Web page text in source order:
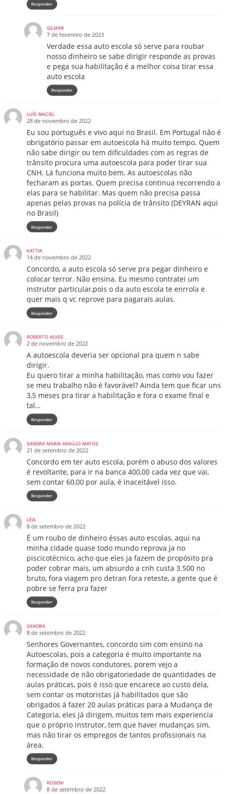
Responder
GILMAR
7 de fevereiro de 2023
Verdade essa auto escola só serve para roubar
nosso dinheiro se sabe dirigir responde as provas
e pega sua habilitação é a melhor coisa tirar essa
auto escola
Responder
LUÍS MACIEL
28 de novembro de 2022
Eu sou português e vivo aqui no Brasil. Em Portugal não é
obrigatório passar em autoescola há muito tempo. Quem
não sabe dirigir ou tem dificuldades com as regras de
trânsito procura uma autoescola para poder tirar sua
CNH. Lá funciona muito bem. As autoescolas não
fecharam as portas. Quem precisa continua recorrendo a
elas para se habilitar. Mas quem não precisa passa
apenas pelas provas na polícia de trânsito (DEYRAN aqui
no Brasil)
Responder
KATTIA
14 de novembro de 2022
Concordo, a auto escola só serve pra pegar dinheiro e
colocar terror. Não ensina. Eu mesmo contratei um
instrutor particular,pois o da auto escola te enrrola e
quer mais q vc reprove para pagarais aulas.
Responder
ROBERTO ALVES
2 de novembro de 2022
A autoescola deveria ser opcional pra quem n sabe
dirigir.
Eu quero tirar a minha habilitação, mas como vou fazer
se meu trabalho não é favorável? Ainda tem que ficar uns
3,5 meses pra tirar a habilitação e fora o exame final e
tal…
Responder
SANDRA MARIA ARAÚJO MATOS
21 de setembro de 2022
Concordo em ter auto escola, porém o abuso dos valores
é revoltante, para ir na banca 400,00 cada vez que vai,
sem contar 60,00 por aula, é inaceitável isso.
Responder
LÉIA
8 de setembro de 2022
É um roubo de dinheiro éssas auto escolas, aqui na
minha cidade quase todo mundo reprova ja no
piscicotécnico, acho que eles ja fazem de propósito pra
poder cobrar mais, um absurdo a cnh custa 3.500 no
bruto, fora viagem pro detran fora reteste, a gente que é
pobre se ferra pra fazer
Responder
SANDRA
8 de setembro de 2022
Senhores Governantes, concordo sim com ensino na
Autoescolas, pois a categoria é muito importante na
formação de novos condutores, porem vejo a
necessidade de não obrigatoriedade de quantidades de
aulas práticas, pois é isso que encarece ao custo dela,
sem contar os motoristas já habilitados que são
obrigados á fazer 20 aulas práticas para a Mudança de
Categoria, eles já dirigem, muitos tem mais experiencia
que o próprio instrutor, tem que haver mudanças sim,
mas não tirar os empregos de tantos profissionais na
área.
Responder
ROSENI
8 de setembro de 2022